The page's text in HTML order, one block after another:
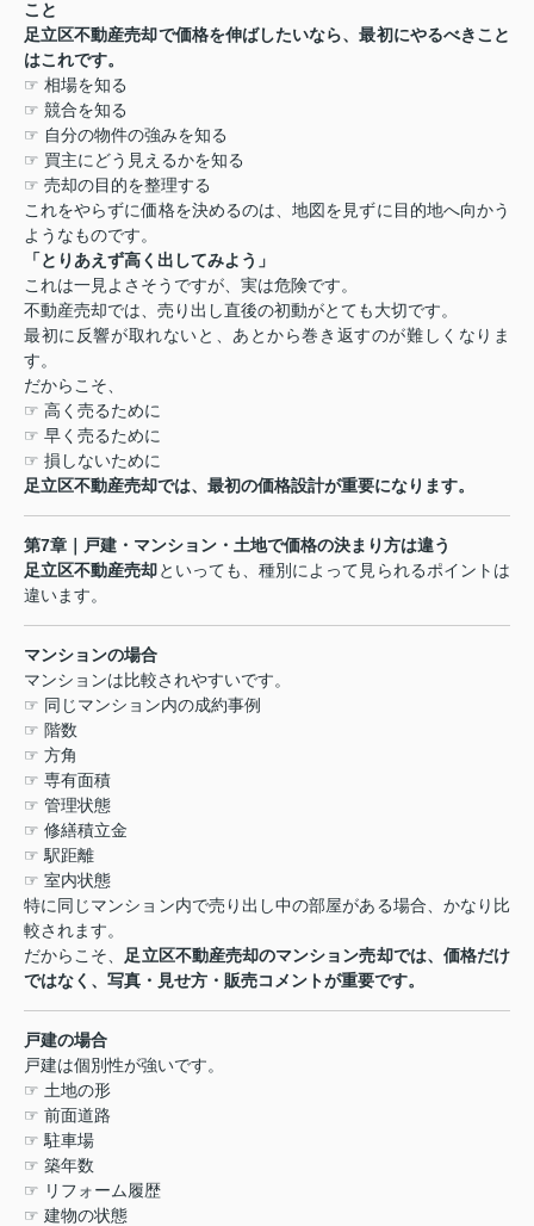
こと
足立区不動産売却で価格を伸ばしたいなら、最初にやるべきこと
はこれです。
☞ 相場を知る
☞ 競合を知る
☞ 自分の物件の強みを知る
☞ 買主にどう見えるかを知る
☞ 売却の目的を整理する
これをやらずに価格を決めるのは、地図を見ずに目的地へ向かう
ようなものです。
「とりあえず高く出してみよう」
これは一見よさそうですが、実は危険です。
不動産売却では、売り出し直後の初動がとても大切です。
最初に反響が取れないと、あとから巻き返すのが難しくなりま
す。
だからこそ、
☞ 高く売るために
☞ 早く売るために
☞ 損しないために
足立区不動産売却では、最初の価格設計が重要になります。
第7章｜戸建・マンション・土地で価格の決まり方は違う
足立区不動産売却 といっても、種別によって見られるポイントは
違います。
マンションの場合
マンションは比較されやすいです。
☞ 同じマンション内の成約事例
☞ 階数
☞ 方角
☞ 専有面積
☞ 管理状態
☞ 修繕積立金
☞ 駅距離
☞ 室内状態
特に同じマンション内で売り出し中の部屋がある場合、かなり比
較されます。
だからこそ、 足立区不動産売却のマンション売却では、価格だけ
ではなく、写真・見せ方・販売コメントが重要です。
戸建の場合
戸建は個別性が強いです。
☞ 土地の形
☞ 前面道路
☞ 駐車場
☞ 築年数
☞ リフォーム履歴
☞ 建物の状態